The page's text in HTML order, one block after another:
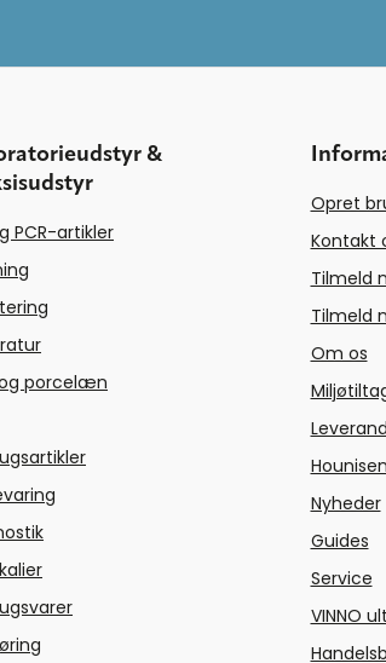
&
PCR-artikler
porcelæn
Opret
Kontakt
Tilmeld
Tilmeld
Om os
Nyheder
Guides
Service
VINNO